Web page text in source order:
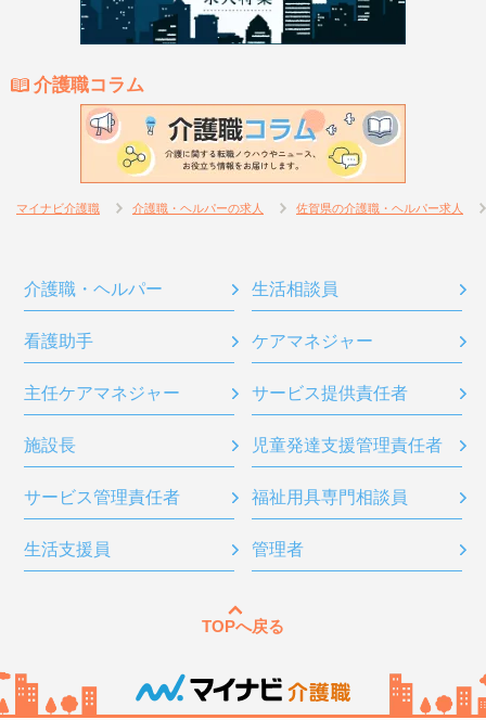
介護職コラム
マイナビ介護職 介護職・ヘルパーの求人 佐賀県の介護職・ヘルパー求人
介護職・ヘルパー 生活相談員
看護助手 ケアマネジャー
主任ケアマネジャー サービス提供責任者
施設長 児童発達支援管理責任者
サービス管理責任者 福祉用具専門相談員
生活支援員 管理者
TOPへ戻る